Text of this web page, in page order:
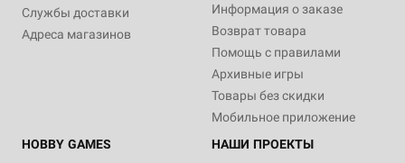
Службы доставки
Адреса магазинов
Информация о заказе
Возврат товара
Помощь с правилами
Архивные игры
Товары без скидки
Мобильное приложение
HOBBY GAMES
НАШИ ПРОЕКТЫ